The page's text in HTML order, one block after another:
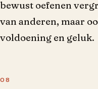
bewust oefenen
van anderen, maar
voldoening en geluk.